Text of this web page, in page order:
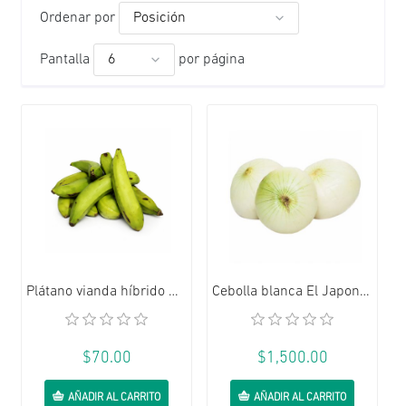
Ordenar por
Pantalla por página
Plátano vianda híbrido maduro o pintón El Japones (2.27 kg / 5 lb)
$70.00
AÑADIR AL CARRITO
Cebolla blanca El Japones (907 g / 2 lb)
$1,500.00
AÑADIR AL CARRITO